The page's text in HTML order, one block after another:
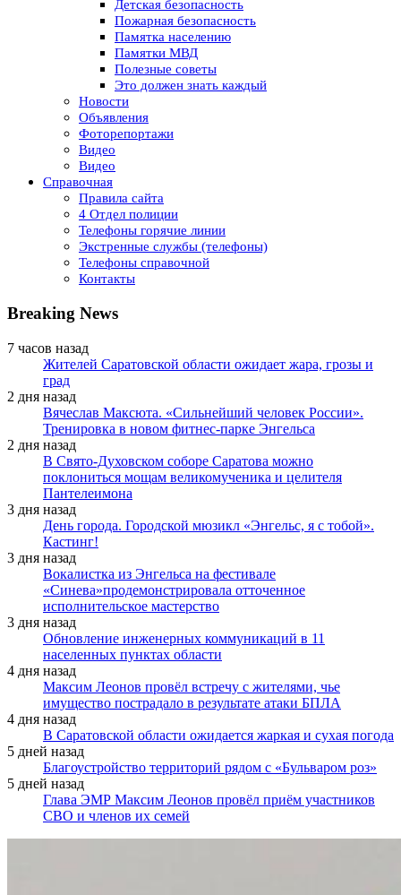
Детская безопасность
Пожарная безопасность
Памятка населению
Памятки МВД
Полезные советы
Это должен знать каждый
Новости
Объявления
Фоторепортажи
Видео
Видео
Справочная
Правила сайта
4 Отдел полиции
Телефоны горячие линии
Экстренные службы (телефоны)
Телефоны справочной
Контакты
Breaking News
7 часов назад
Жителей Саратовской области ожидает жара, грозы и
град
2 дня назад
Вячеслав Максюта. «Сильнейший человек России».
Тренировка в новом фитнес-парке Энгельса
2 дня назад
В Свято-Духовском соборе Саратова можно
поклониться мощам великомученика и целителя
Пантелеимона
3 дня назад
День города. Городской мюзикл «Энгельс, я с тобой».
Кастинг!
3 дня назад
Вокалистка из Энгельса на фестивале
«Синева»продемонстрировала отточенное
исполнительское мастерство
3 дня назад
Обновление инженерных коммуникаций в 11
населенных пунктах области
4 дня назад
Максим Леонов провёл встречу с жителями, чье
имущество пострадало в результате атаки БПЛА
4 дня назад
В Саратовской области ожидается жаркая и сухая погода
5 дней назад
Благоустройство территорий рядом с «Бульваром роз»
5 дней назад
Глава ЭМР Максим Леонов провёл приём участников
СВО и членов их семей